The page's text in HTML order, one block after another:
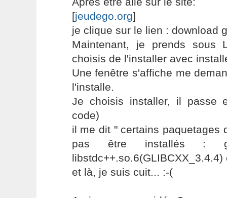
[jeudego.org]
je clique sur le lien : download
Maintenant, je prends sous
choisis de l'installer avec
Une fenêtre s'affiche me
l'installe.
Je choisis installer, il passe
code)
il me dit " certains paquetages
pas être installés :
et là, je suis cuit... :-(